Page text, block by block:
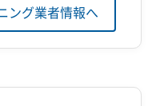
ング業者情報へ